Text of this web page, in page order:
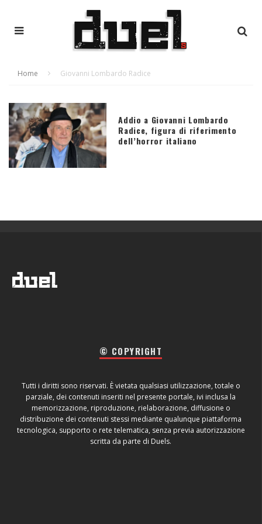
Home Giovanni Lombardo Radice
Addio a Giovanni Lombardo
Radice, figura di riferimento
dell’horror italiano
© COPYRIGHT
Tutti i diritti sono riservati. È vietata qualsiasi utilizzazione, totale o
parziale, dei contenuti inseriti nel presente portale, ivi inclusa la
memorizzazione, riproduzione, rielaborazione, diffusione o
distribuzione dei contenuti stessi mediante qualunque piattaforma
tecnologica, supporto o rete telematica, senza previa autorizzazione
scritta da parte di Duels.